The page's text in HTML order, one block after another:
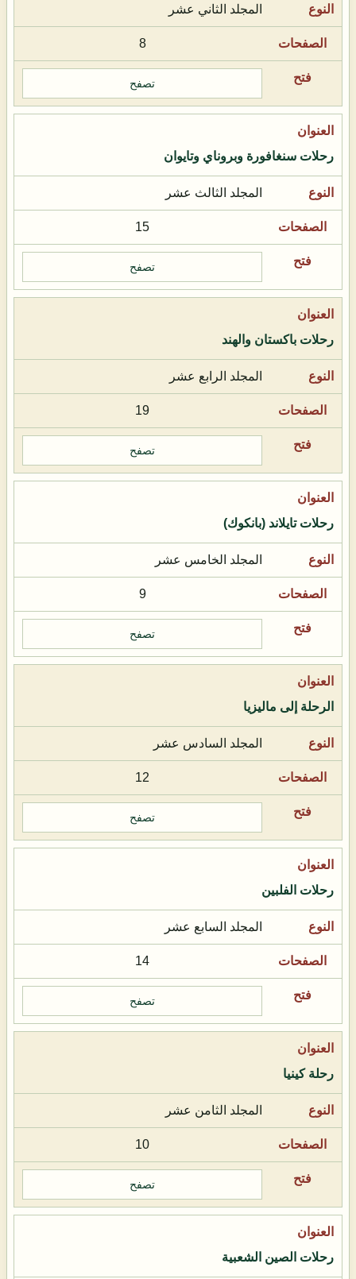
المجلد الثاني عشر
8
تصفح
رحلات سنغافورة وبروناي وتايوان
المجلد الثالث عشر
15
تصفح
رحلات باكستان والهند
المجلد الرابع عشر
19
تصفح
رحلات تايلاند (بانكوك)
المجلد الخامس عشر
9
تصفح
الرحلة إلى ماليزيا
المجلد السادس عشر
12
تصفح
رحلات الفلبين
المجلد السابع عشر
14
تصفح
رحلة كينيا
المجلد الثامن عشر
10
تصفح
رحلات الصين الشعبية